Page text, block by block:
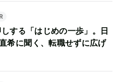
する「はじめの一歩」。日
希に聞く、転職せずに広げ